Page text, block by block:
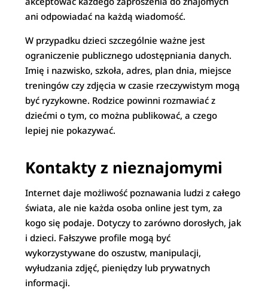
ani odpowiadać na każdą wiadomość.
W przypadku dzieci szczególnie ważne jest
ograniczenie publicznego udostępniania danych.
Imię i nazwisko, szkoła, adres, plan dnia, miejsce
treningów czy zdjęcia w czasie rzeczywistym mogą
być ryzykowne. Rodzice powinni rozmawiać z
dziećmi o tym, co można publikować, a czego
lepiej nie pokazywać.
Kontakty z nieznajomymi
Internet daje możliwość poznawania ludzi z całego
świata, ale nie każda osoba online jest tym, za
kogo się podaje. Dotyczy to zarówno dorosłych, jak
i dzieci. Fałszywe profile mogą być
wykorzystywane do oszustw, manipulacji,
wyłudzania zdjęć, pieniędzy lub prywatnych
informacji.